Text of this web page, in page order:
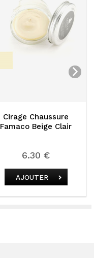
Cirage Chaussure
Famaco Beige Clair
6.30 €
AJOUTER